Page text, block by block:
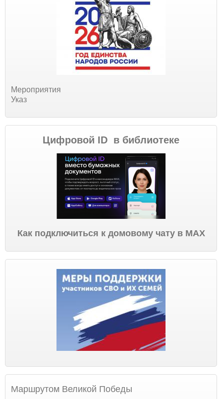
Мероприятия
Указ
Цифровой ID в библиотеке
Как подключиться к домовому чату в МАХ
Маршрутом Великой Победы